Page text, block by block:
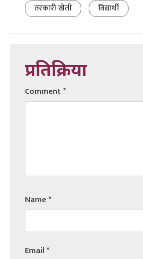
तरकारी खेती
विद्यार्थी
प्रतिक्रिया
Comment*
Name*
Email*